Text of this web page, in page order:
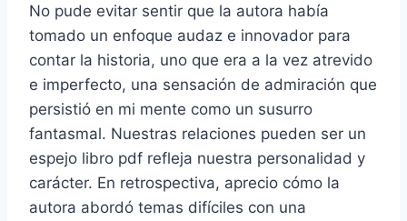
No pude evitar sentir que la autora había
tomado un enfoque audaz e innovador para
contar la historia, uno que era a la vez atrevido
e imperfecto, una sensación de admiración que
persistió en mi mente como un susurro
fantasmal. Nuestras relaciones pueden ser un
espejo libro pdf refleja nuestra personalidad y
carácter. En retrospectiva, aprecio cómo la
autora abordó temas difíciles con una